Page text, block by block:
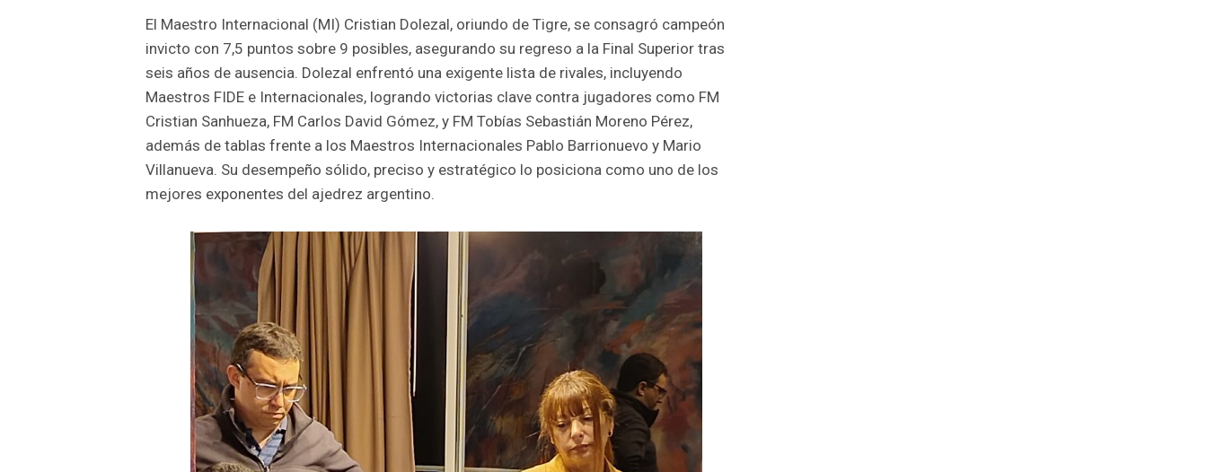
El Maestro Internacional (MI) Cristian Dolezal, oriundo de Tigre, se consagró campeón
invicto con 7,5 puntos sobre 9 posibles, asegurando su regreso a la Final Superior tras
seis años de ausencia. Dolezal enfrentó una exigente lista de rivales, incluyendo
Maestros FIDE e Internacionales, logrando victorias clave contra jugadores como FM
Cristian Sanhueza, FM Carlos David Gómez, y FM Tobías Sebastián Moreno Pérez,
además de tablas frente a los Maestros Internacionales Pablo Barrionuevo y Mario
Villanueva. Su desempeño sólido, preciso y estratégico lo posiciona como uno de los
mejores exponentes del ajedrez argentino.